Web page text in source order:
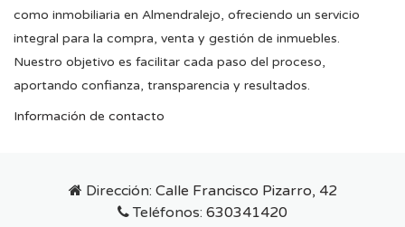
como inmobiliaria en Almendralejo, ofreciendo un servicio
integral para la compra, venta y gestión de inmuebles.
Nuestro objetivo es facilitar cada paso del proceso,
aportando confianza, transparencia y resultados.
Información de contacto
Dirección: Calle Francisco Pizarro, 42
Teléfonos: 630341420